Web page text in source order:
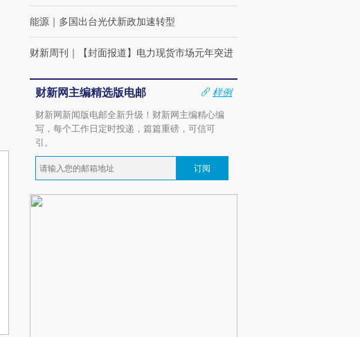
能源 ｜ 多国出台光伏新政加速转型
财新周刊 ｜ 【封面报道】电力现货市场元年突进
财新网主编精选版电邮
样例
财新网新闻版电邮全新升级！财新网主编精心编
写，每个工作日定时投递，篇篇重磅，可信可
引。
订阅